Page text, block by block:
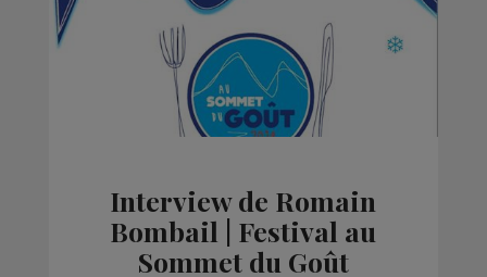
Interview de Romain
Bombail | Festival au
Sommet du Goût